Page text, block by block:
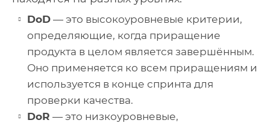
DoD — это высокоуровневые критерии,
определяющие, когда приращение
продукта в целом является завершённым.
Оно применяется ко всем приращениям и
используется в конце спринта для
проверки качества.
DoR — это низкоуровневые,